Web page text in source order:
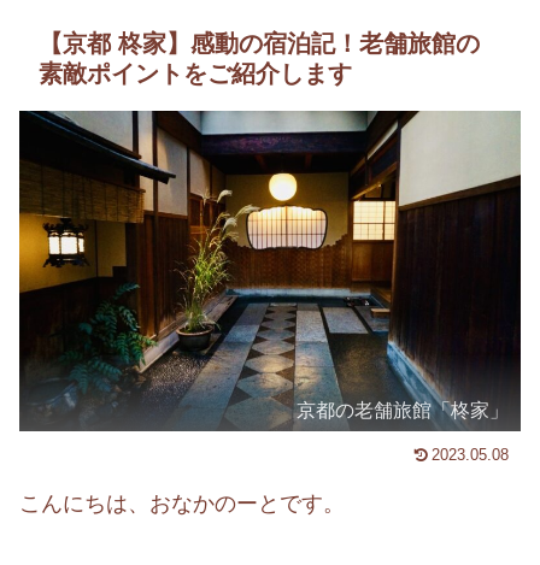
【京都 柊家】感動の宿泊記！老舗旅館の
素敵ポイントをご紹介します
京都の老舗旅館「柊家」
2023.05.08
こんにちは、おなかのーとです。